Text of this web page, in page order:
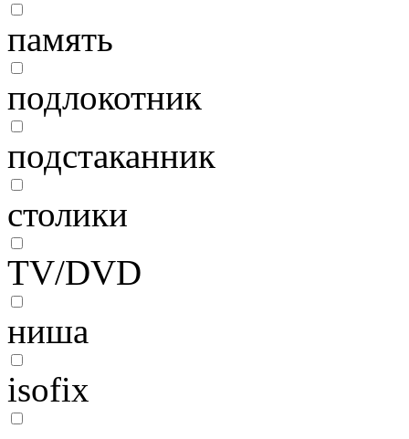
память
подлокотник
подстаканник
столики
TV/DVD
ниша
isofix